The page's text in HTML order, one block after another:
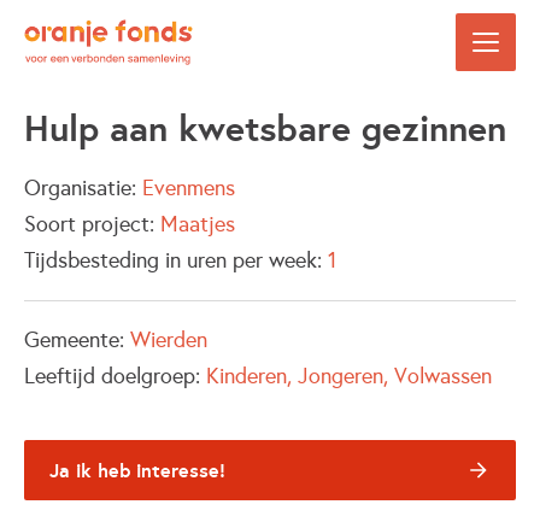
Hulp aan kwetsbare gezinnen
Organisatie: Evenmens
Soort project: Maatjes
Tijdsbesteding in uren per week: 1
Gemeente: Wierden
Leeftijd doelgroep: Kinderen Jongeren Volwassen
Ja ik heb interesse!